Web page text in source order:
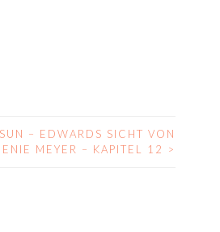
– EDWARDS SICHT VON
MEYER – KAPITEL 12 >